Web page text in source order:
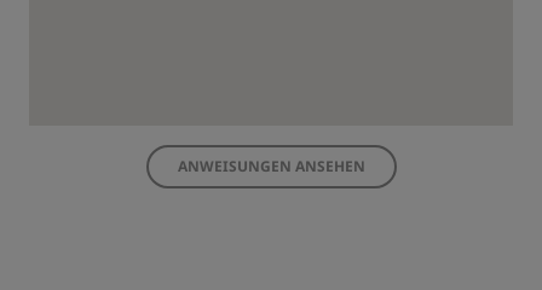
ANWEISUNGEN ANSEHEN